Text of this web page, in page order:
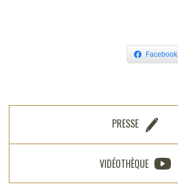
Facebook
PRESSE
VIDÉOTHÈQUE